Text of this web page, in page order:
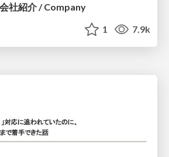
社紹介 / Company
1 7.9k